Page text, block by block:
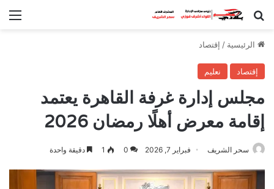
بحث عن
الرئيسية / إقتصاد
إقتصاد نعليم
مجلس إدارة غرفة القاهرة يعتمد
إقامة معرض أهلًا رمضان 2026
سحر الشريف فبراير 7, 2026 0
1 دقيقة واحدة